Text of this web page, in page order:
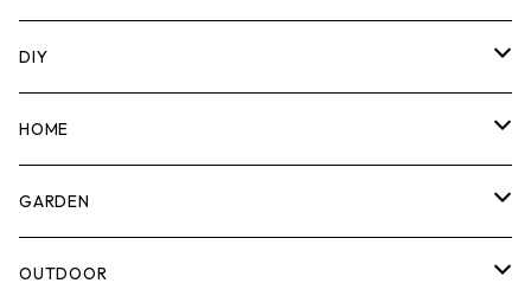
DIY
マーカー
計測機器
腰袋・ツールホルスター
HOME
5ガロンバケツ
キッチン
GARDEN
剪定ばさみ
OUTDOOR